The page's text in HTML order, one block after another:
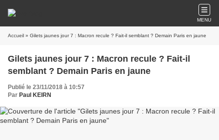
MENU
Accueil » Gilets jaunes jour 7 : Macron recule ? Fait-il semblant ? Demain Paris en jaune
Gilets jaunes jour 7 : Macron recule ? Fait-il
semblant ? Demain Paris en jaune
Publié le 23/11/2018 à 10:57
Par Paul KEIRN